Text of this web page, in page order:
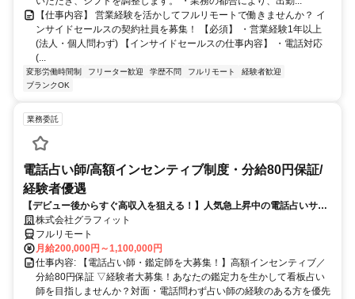
【仕事内容】 営業経験を活かしてフルリモートで働きませんか？ イ
ンサイドセールスの契約社員を募集！ 【必須】 ・営業経験1年以上
(法人・個人問わず) 【インサイドセールスの仕事内容】 ・電話対応
(...
変形労働時間制 フリーター歓迎 学歴不問 フルリモート
経験者歓迎
ブランクOK
業務委託
電話占い師/高額インセンティブ制度・分給80円保証/
経験者優遇
【デビュー後からすぐ高収入を狙える！】人気急上昇中の電話占いサイ
トで占いのお仕事
株式会社グラフィット
フルリモート
月給200,000円～1,100,000円
仕事内容: 【電話占い師・鑑定師を大募集！】高額インセンティブ／
分給80円保証 ▽経験者大募集！あなたの鑑定力を生かして看板占い
師を目指しませんか？対面・電話問わず占い師の経験のある方を優先